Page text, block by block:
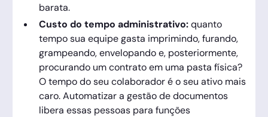
barata.
Custo do tempo administrativo:quanto
tempo sua equipe gasta imprimindo, furando,
grampeando, envelopando e, posteriormente,
procurando um contrato em uma pasta física?
O tempo do seu colaborador é o seu ativo mais
caro. Automatizar a gestão de documentos
libera essas pessoas para funções